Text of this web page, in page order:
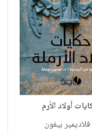
أولاد الأرم
فلاديمير بيغون